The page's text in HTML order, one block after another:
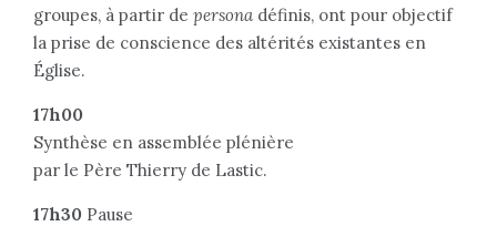
groupes, à partir de persona définis, ont pour objectif
la prise de conscience des altérités existantes en
Église.
17h00
Synthèse en assemblée plénière
par le Père Thierry de Lastic.
17h30 Pause